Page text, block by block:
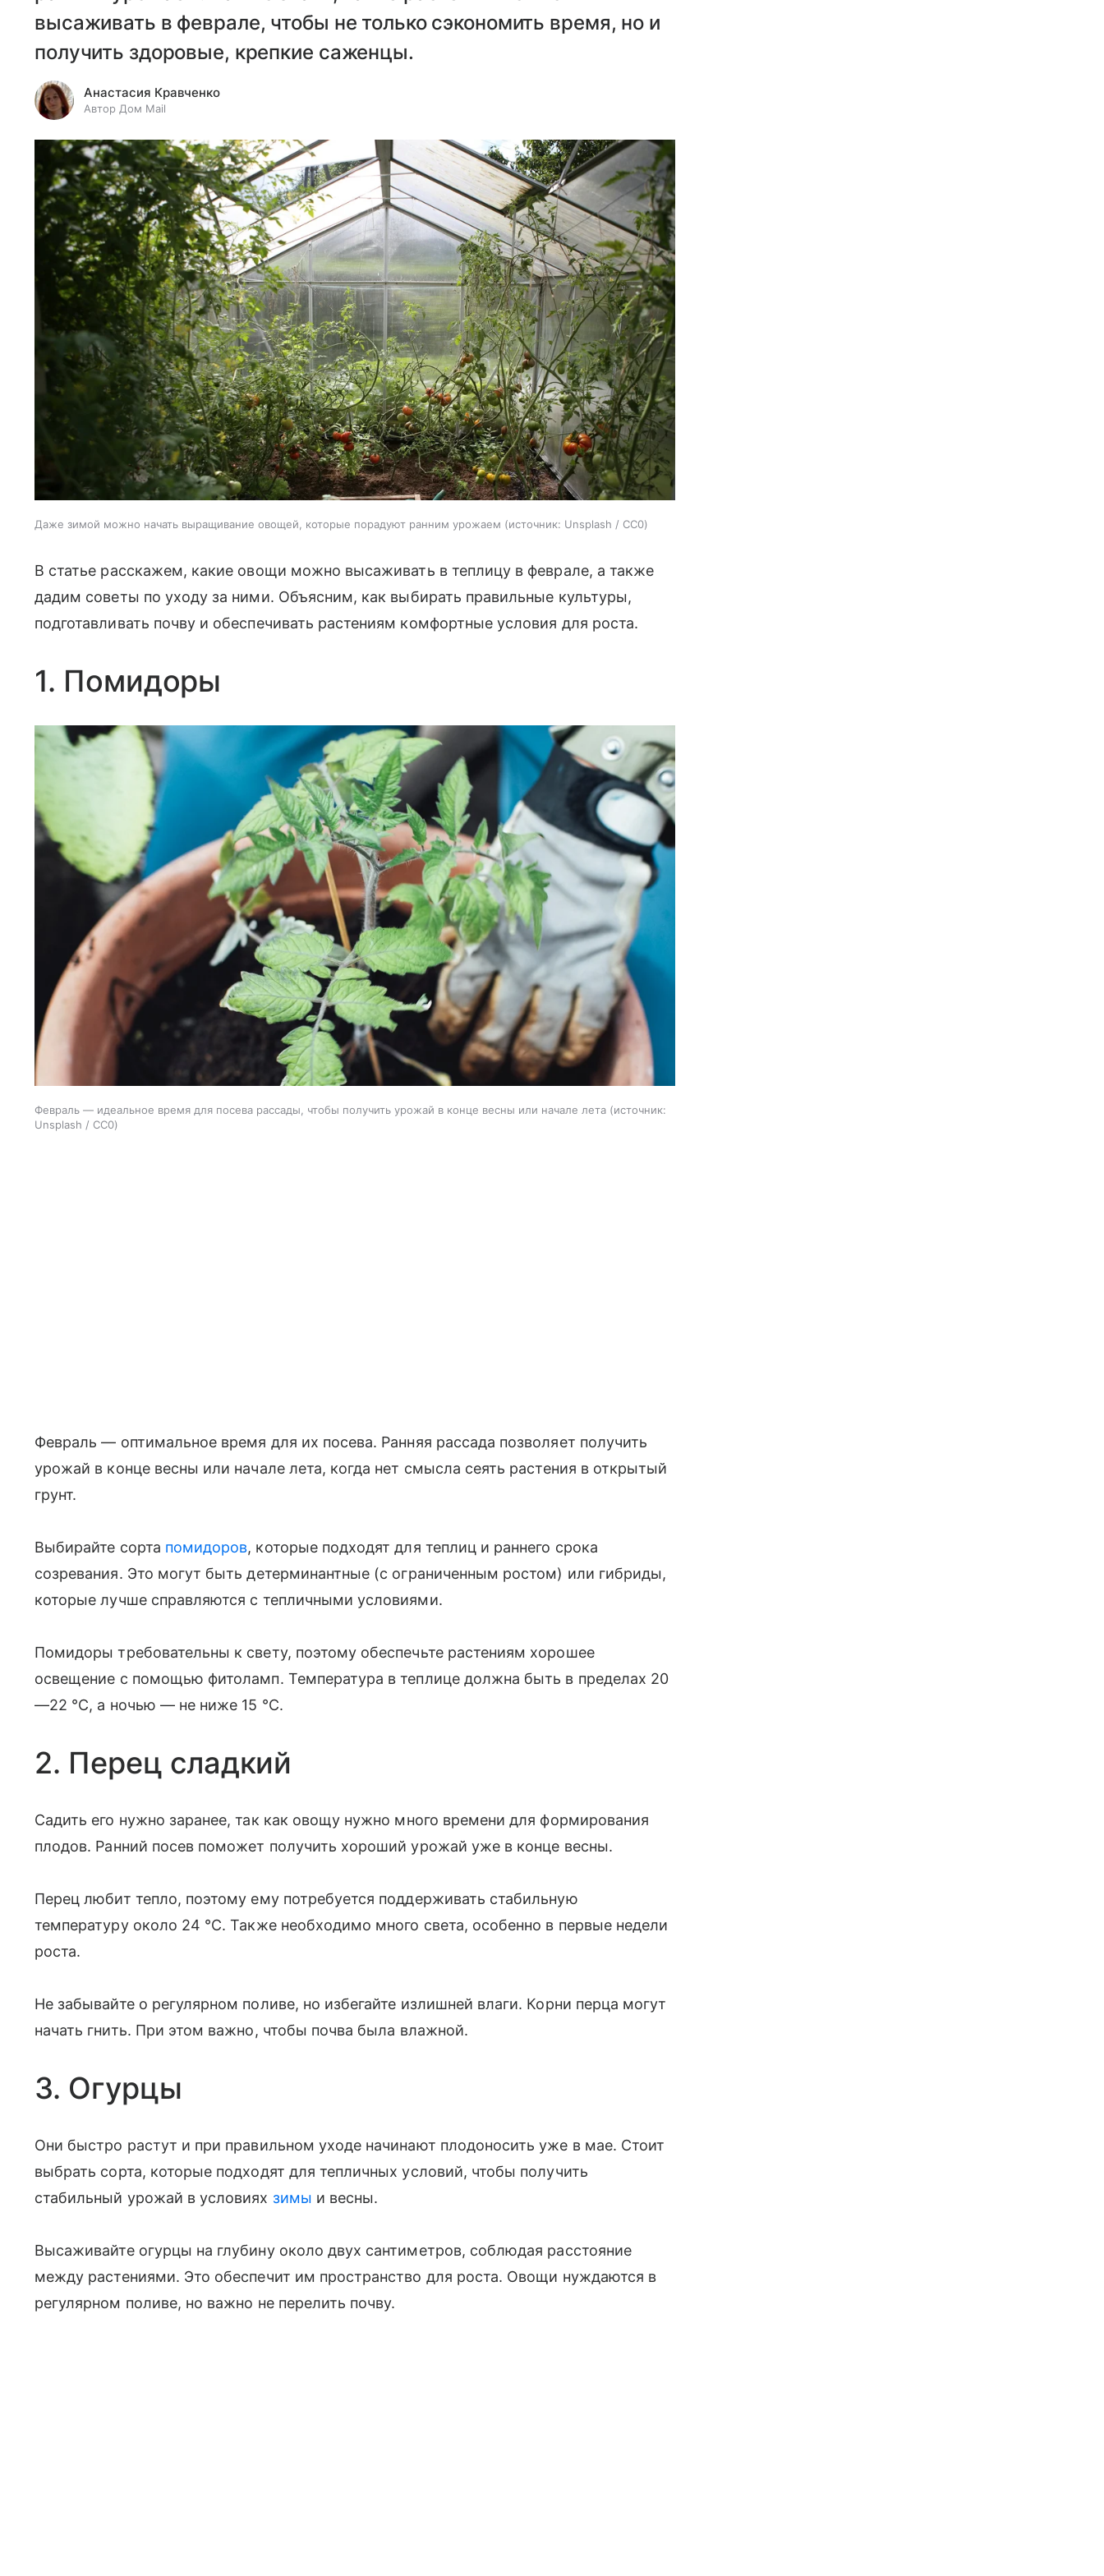
высаживать в феврале, чтобы не только сэкономить время, но и
получить здоровые, крепкие саженцы.
Анастасия Кравченко
Автор Дом Mail
Даже зимой можно начать выращивание овощей, которые порадуют ранним урожаем источник: Unsplash / CC0
В статье расскажем, какие овощи можно высаживать в теплицу в феврале, а также
дадим советы по уходу за ними. Объясним, как выбирать правильные культуры,
подготавливать почву и обеспечивать растениям комфортные условия для роста.
1. Помидоры
Февраль — идеальное время для посева рассады, чтобы получить урожай в конце весны или начале лета
источник:
Unsplash / CC0
Февраль — оптимальное время для их посева. Ранняя рассада позволяет получить
урожай в конце весны или начале лета, когда нет смысла сеять растения в открытый
грунт.
Выбирайте сорта помидоров, которые подходят для теплиц и раннего срока
созревания. Это могут быть детерминантные (с ограниченным ростом) или гибриды,
которые лучше справляются с тепличными условиями.
Помидоры требовательны к свету, поэтому обеспечьте растениям хорошее
освещение с помощью фитоламп. Температура в теплице должна быть в пределах 20
—22 °C, а ночью — не ниже 15 °C.
2. Перец сладкий
Садить его нужно заранее, так как овощу нужно много времени для формирования
плодов. Ранний посев поможет получить хороший урожай уже в конце весны.
Перец любит тепло, поэтому ему потребуется поддерживать стабильную
температуру около 24 °C. Также необходимо много света, особенно в первые недели
роста.
Не забывайте о регулярном поливе, но избегайте излишней влаги. Корни перца могут
начать гнить. При этом важно, чтобы почва была влажной.
3. Огурцы
Они быстро растут и при правильном уходе начинают плодоносить уже в мае. Стоит
выбрать сорта, которые подходят для тепличных условий, чтобы получить
стабильный урожай в условиях зимы и весны.
Высаживайте огурцы на глубину около двух сантиметров, соблюдая расстояние
между растениями. Это обеспечит им пространство для роста. Овощи нуждаются в
регулярном поливе, но важно не перелить почву.